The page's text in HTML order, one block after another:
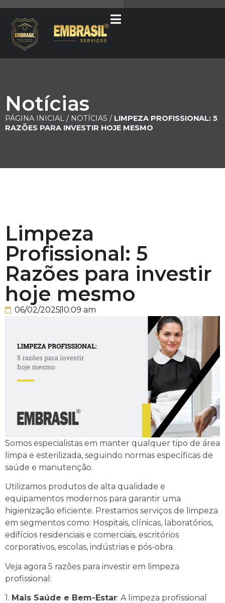
Notícias
PÁGINA INICIAL / NOTÍCIAS / LIMPEZA PROFISSIONAL: 5
RAZÕES PARA INVESTIR HOJE MESMO
Limpeza
Profissional: 5
Razões para investir
hoje mesmo
06/02/202510:09 am
Somos especialistas em manter qualquer tipo de área
limpa e esterilizada, seguindo normas específicas de
saúde e manutenção.
Utilizamos produtos de alta qualidade e
equipamentos modernos para garantir uma
higienização eficiente. Prestamos serviços de limpeza
em segmentos como: Hospitais, clínicas, laboratórios,
edifícios residenciais e comerciais, escritórios
corporativos, escolas, indústrias e pós-obra.
Veja agora 5 razões para investir em limpeza
profissional:
1. Mais Saúde e Bem-Estar: A limpeza profissional